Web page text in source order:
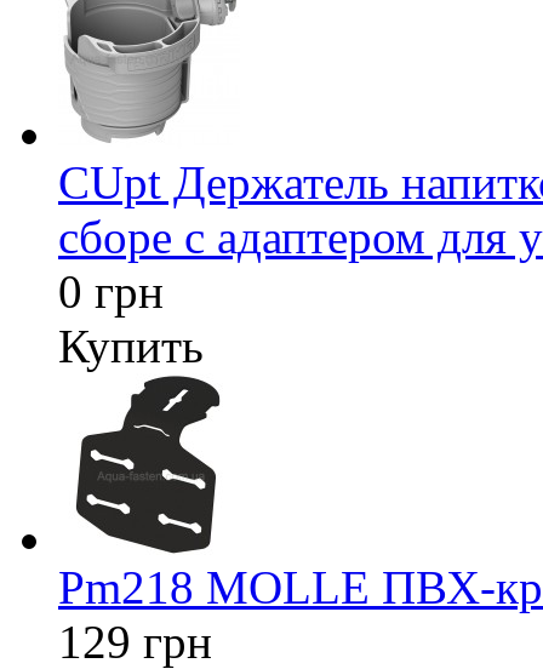
CUpt Держатель
сборе с адаптером для
0 грн
Купить
Pm218 MOLLE ПВХ-
129 грн